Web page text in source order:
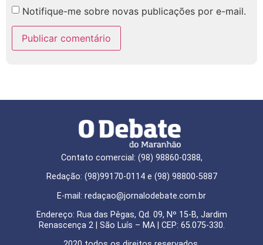
Notifique-me sobre novas publicações por e-mail.
Contato comercial: (98) 98860-0388,
Redação: (98)99170-0114 e (98) 98800-5887
E-mail: redaçao@jornalodebate.com.br
Endereço: Rua das Pêgas, Qd. 09, Nº 15-B, Jardim
Renascença 2 | São Luís – MA | CEP: 65.075-330.